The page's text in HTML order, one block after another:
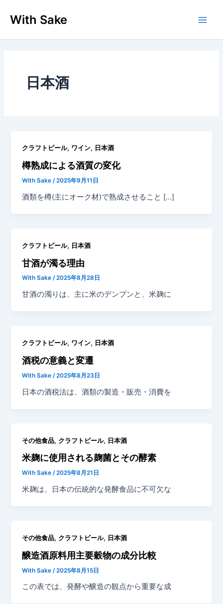
ス
With Sake
日本酒
クラフトビール, ワイン, 日本酒
樽熟成による酒質の変化
With Sake/2025年9月11日
酒類を樽(主にオーク材)で熟成させること […]
クラフトビール, 日本酒
甘酒が濁る理由
With Sake/2025年8月28日
甘酒の濁りは、主に米のデンプンと、米麹に
クラフトビール, ワイン, 日本酒
酒税の意義と変遷
With Sake/2025年8月23日
日本の酒税法は、酒類の製造・販売・消費を
その他食品, クラフトビール, 日本酒
米麹に使用される麹菌とその酵素
With Sake/2025年8月21日
米麹は、日本の伝統的な発酵食品に不可欠な
その他食品, クラフトビール, 日本酒
醸造酒原料用主要穀物の成分比較
With Sake /2025年8月15日
この表では、発酵や醸造の観点から重要な成